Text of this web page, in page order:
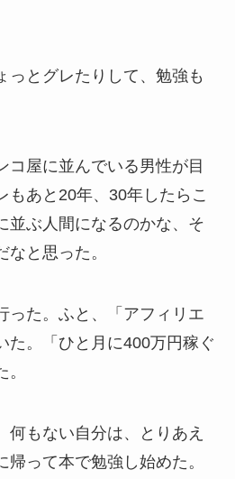
っとグレたりして、勉強も
コ屋に並んでいる男性が目
もあと20年、30年したらこ
並ぶ人間になるのかな、そ
なと思った。
った。ふと、「アフィリエ
た。「ひと月に400万円稼ぐ
何もない自分は、とりあえ
って本で勉強し始めた。